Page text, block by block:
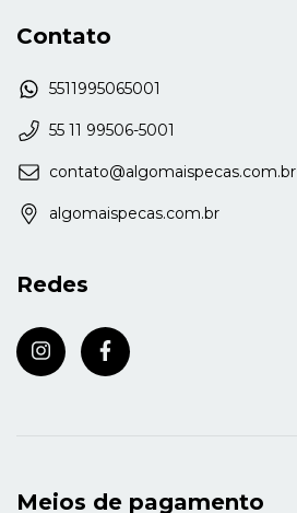
Contato
5511995065001
55 11 99506-5001
contato@algomaispecas.com.br
algomaispecas.com.br
Redes
Meios de pagamento